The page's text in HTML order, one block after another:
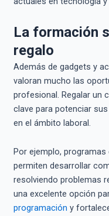
La formación
regalo
Además de gadgets y
valoran mucho las
profesional. Regalar un
clave para potenciar
en el ámbito laboral.
Por ejemplo,
permiten desarrollar
resolviendo problemas
una excelente opción
programación y